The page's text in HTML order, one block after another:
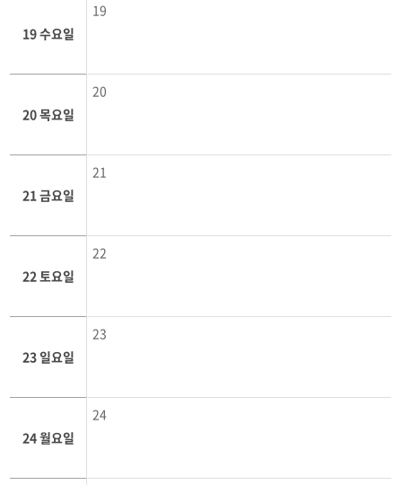
19 수요일
19
20 목요일
20
21 금요일
21
22 토요일
22
23 일요일
23
24 월요일
24